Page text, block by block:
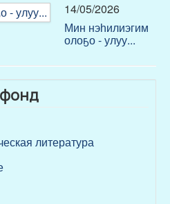
14/05/2026
Мин нэһилиэгим
олоҕо - улуу...
литература